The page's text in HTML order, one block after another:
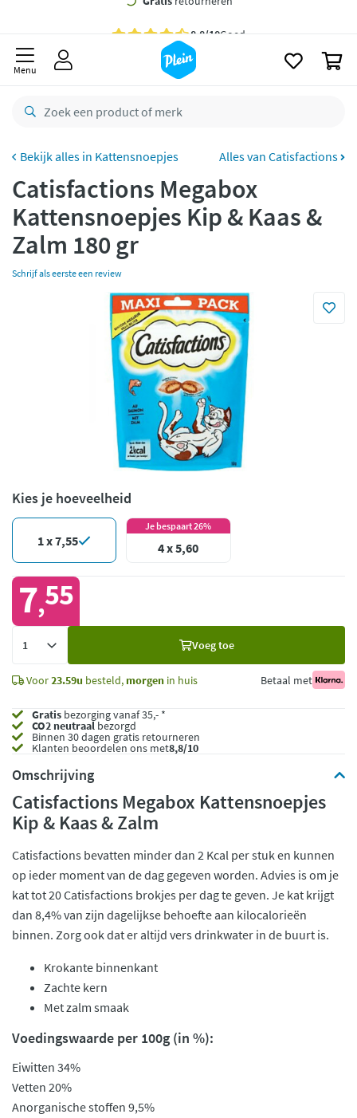
Bestelling uiterlijkzaterdag
retourneren
CO2 neutraal bezorgd
Betaal met Klarna
Menu
Kattensnoepjes Alles van Catisfactions
Catisfactions Megabox
Kattensnoepjes Kip & Kaas &
Zalm 180 gr
Schrijf als eerste een review
Kies je hoeveelheid
1 x 7,55
Je bespaart 26%
4 x 5,60
7,55
Voeg toe
Voor23.59u besteld, morgen in huis Betaal met
Gratis bezorging vanaf 35,- *
CO2 neutraalbezorgd
Binnen 30 dagen gratis retourneren
Klanten beoordelen ons met8,8/10
Omschrijving
Catisfactions Megabox Kattensnoepjes
Kip & Kaas & Zalm
Catisfactions bevatten minder dan 2 Kcal per stuk en kunnen
op ieder moment van de dag gegeven worden. Advies is om je
kat tot 20 Catisfactions brokjes per dag te geven. Je kat krijgt
dan 8,4% van zijn dagelijkse behoefte aan kilocalorieën
binnen. Zorg ook dat er altijd vers drinkwater in de buurt is.
Krokante binnenkant
Zachte kern
Met zalm smaak
Voedingswaarde per 100g (in %):
Eiwitten 34%
Vetten 20%
Anorganische stoffen 9,5%